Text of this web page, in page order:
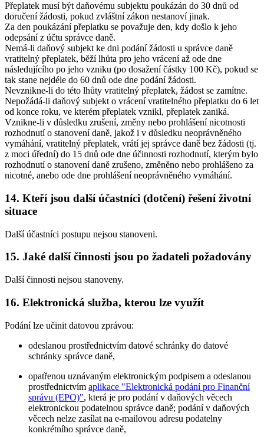
Přeplatek musí být daňovému subjektu poukázán do 30 dnů od
doručení žádosti, pokud zvláštní zákon nestanoví jinak.
Za den poukázání přeplatku se považuje den, kdy došlo k jeho
odepsání z účtu správce daně.
Nemá-li daňový subjekt ke dni podání žádosti u správce daně
vratitelný přeplatek, běží lhůta pro jeho vrácení až ode dne
následujícího po jeho vzniku (po dosažení částky 100 Kč), pokud se
tak stane nejdéle do 60 dnů ode dne podání žádosti.
Nevznikne-li do této lhůty vratitelný přeplatek, žádost se zamítne.
Nepožádá-li daňový subjekt o vrácení vratitelného přeplatku do 6 let
od konce roku, ve kterém přeplatek vznikl, přeplatek zaniká.
Vznikne-li v důsledku zrušení, změny nebo prohlášení nicotnosti
rozhodnutí o stanovení daně, jakož i v důsledku neoprávněného
vymáhání, vratitelný přeplatek, vrátí jej správce daně bez žádosti (tj.
z moci úřední) do 15 dnů ode dne účinnosti rozhodnutí, kterým bylo
rozhodnutí o stanovení daně zrušeno, změněno nebo prohlášeno za
nicotné, anebo ode dne prohlášení neoprávněného vymáhání.
14. Kteří jsou další účastníci (dotčení) řešení životní
situace
Další účastníci postupu nejsou stanoveni.
15. Jaké další činnosti jsou po žadateli požadovány
Další činnosti nejsou stanoveny.
16. Elektronická služba, kterou lze využít
Podání lze učinit datovou zprávou:
odeslanou prostřednictvím datové schránky do datové
schránky správce daně,
opatřenou uznávaným elektronickým podpisem a odeslanou
prostřednictvím aplikace "Elektronická podání pro Finanční
správu (EPO)", která je pro podání v daňových věcech
elektronickou podatelnou správce daně; podání v daňových
věcech nelze zasílat na e-mailovou adresu podatelny
konkrétního správce daně,